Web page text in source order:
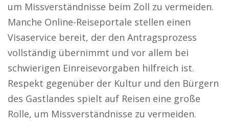
um Missverständnisse beim Zoll zu vermeiden.
Manche Online-Reiseportale stellen einen
Visaservice bereit, der den Antragsprozess
vollständig übernimmt und vor allem bei
schwierigen Einreisevorgaben hilfreich ist.
Respekt gegenüber der Kultur und den Bürgern
des Gastlandes spielt auf Reisen eine große
Rolle, um Missverständnisse zu vermeiden.